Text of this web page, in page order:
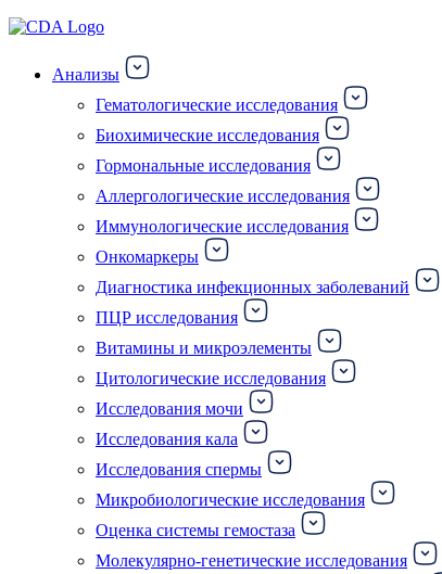
Анализы
Гематологические исследования
Биохимические исследования
Гормональные исследования
Аллергологические исследования
Иммунологические исследования
Онкомаркеры
Диагностика инфекционных заболеваний
ПЦР исследования
Витамины и микроэлементы
Цитологические исследования
Исследования мочи
Исследования кала
Исследования спермы
Микробиологические исследования
Оценка системы гемостаза
Молекулярно-генетические исследования